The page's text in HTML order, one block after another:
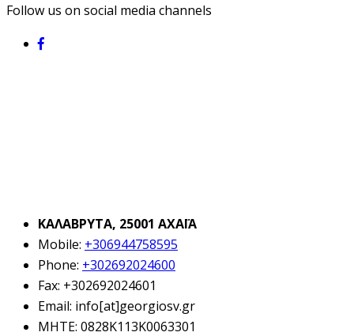
Follow us on social media channels
ΚΑΛΑΒΡΥΤΑ, 25001 ΑΧΑΪΑ
Mobile: +306944758595
Phone: +302692024600
Fax: +302692024601
Email: info[at]georgiosv.gr
MHTE: 0828K113K0063301